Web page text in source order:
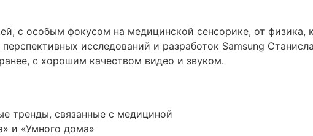
с особым фокусом на медицинской сенсорике, от физика,
перспективных исследований и разработок Samsung
с хорошим качеством видео и звуком.
тренды, связанные с медициной
и «Умного дома»